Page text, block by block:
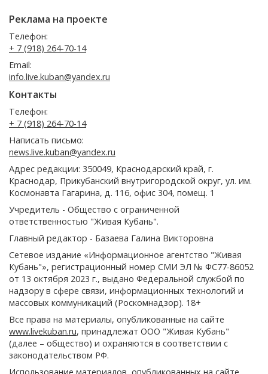
Реклама на проекте
Телефон:
+ 7 (918) 264-70-14
Email:
info.live.kuban@yandex.ru
Контакты
Телефон:
+ 7 (918) 264-70-14
Написать письмо:
news.live.kuban@yandex.ru
Адрес редакции: 350049, Краснодарский край, г.
Краснодар, Прикубанский внутригородской округ, ул. им.
Космонавта Гагарина, д. 116, офис 304, помещ. 1
Учредитель - Общество с ограниченной
ответственностью "Живая Кубань".
Главный редактор - Базаева Галина Викторовна
Сетевое издание «Информационное агентство "Живая
Кубань"», регистрационный номер СМИ ЭЛ № ФС77-86052
от 13 октября 2023 г., выдано Федеральной службой по
надзору в сфере связи, информационных технологий и
массовых коммуникаций (Роскомнадзор). 18+
Все права на материалы, опубликованные на сайте
www.livekuban.ru, принадлежат ООО "Живая Кубань"
(далее – общество) и охраняются в соответствии с
законодательством РФ.